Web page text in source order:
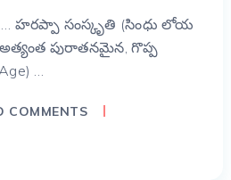
హరప్పా సంస్కృతి (సింధు లోయ
పురాతనమైన, గొప్ప
…
COMMENTS